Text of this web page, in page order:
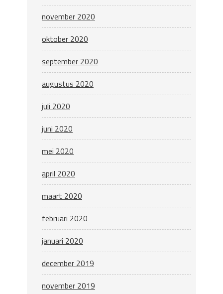
november 2020
oktober 2020
september 2020
augustus 2020
juli 2020
juni 2020
mei 2020
april 2020
maart 2020
februari 2020
januari 2020
december 2019
november 2019